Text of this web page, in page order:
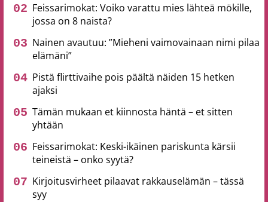
Feissarimokat: Voiko varattu mies lähteä mökille,
jossa on 8 naista?
Nainen avautuu: ”Mieheni vaimovainaan nimi pilaa
elämäni”
Pistä flirttivaihe pois päältä näiden 15 hetken
ajaksi
Tämän mukaan et kiinnosta häntä – et sitten
yhtään
Feissarimokat: Keski-ikäinen pariskunta kärsii
teineistä – onko syytä?
Kirjoitusvirheet pilaavat rakkauselämän – tässä
syy